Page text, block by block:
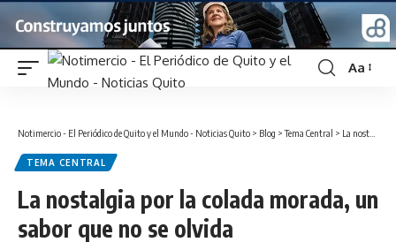
Font
Aa
Notimercio - El Periódico de Quito y el Mundo - Noticias Quito > Blog >Tema Central > La nostalgia por la colada morada, un sabor que no se olvida
TEMA CENTRAL
La nostalgia por la colada morada, un
sabor que no se olvida